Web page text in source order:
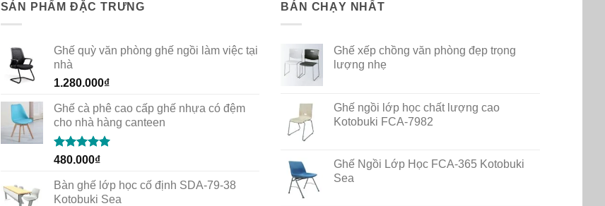
SẢN PHẨM ĐẶC TRƯNG
Ghế quỳ văn phòng ghế ngồi làm việc tại
nhà
1.280.000₫
Ghế cà phê cao cấp ghế nhựa có đệm
cho nhà hàng canteen
Rated5.00
480.000₫
Bàn ghế lớp học cố định SDA-79-38
Kotobuki Sea
BÁN CHẠY NHẤT
Ghế xếp chồng văn phòng đẹp trọng
lượng nhẹ
Ghế ngồi lớp học chất lượng cao
Kotobuki FCA-7982
Ghế Ngồi Lớp Học FCA-365 Kotobuki
Sea